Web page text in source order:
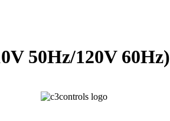
50Hz/120V 60Hz)